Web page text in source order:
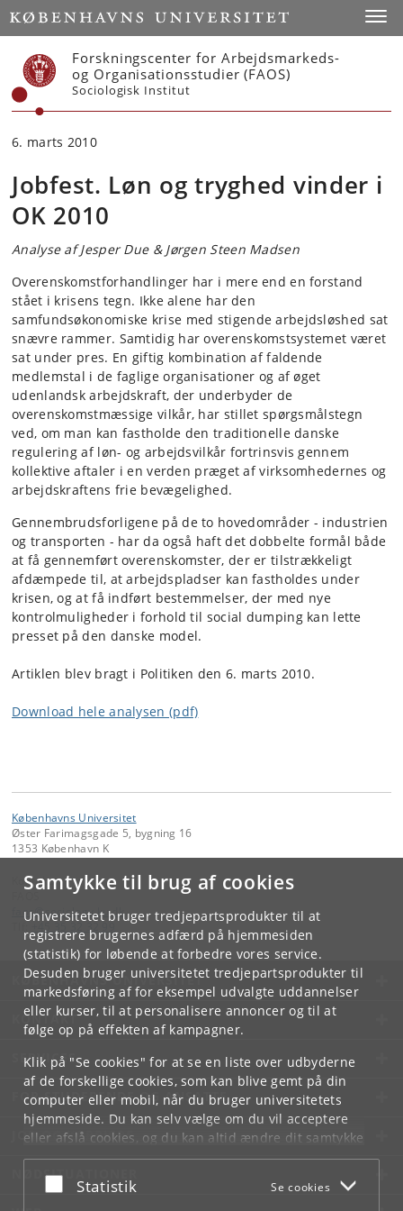
Samtykke til brug af cookies
Universitetet bruger tredjepartsprodukter til at
registrere brugernes adfærd på hjemmesiden
(statistik) for løbende at forbedre vores service.
Desuden bruger universitetet tredjepartsprodukter til
markedsføring af for eksempel udvalgte uddannelser
eller kurser, til at personalisere annoncer og til at
følge op på effekten af kampagner.
Klik på "Se cookies" for at se en liste over udbyderne
af de forskellige cookies, som kan blive gemt på din
computer eller mobil, når du bruger universitetets
hjemmeside. Du kan selv vælge om du vil acceptere
eller afslå cookies, og du kan altid ændre dit samtykke
underCookie- og privatlivspolitiksom du finder i
bunden af hver side.
Acceptér eller afslå
Statistik Se cookies
Start
Forskningscenter for Arbejdsmarkeds-
og Organisationsstudier (FAOS)
Sociologisk Institut
6. marts 2010
Jobfest. Løn og tryghed vinder i
OK 2010
Analyse af Jesper Due & Jørgen Steen Madsen
Overenskomstforhandlinger har i mere end en forstand
stået i krisens tegn. Ikke alene har den
samfundsøkonomiske krise med stigende arbejdsløshed sat
snævre rammer. Samtidig har overenskomstsystemet været
sat under pres. En giftig kombination af faldende
medlemstal i de faglige organisationer og af øget
udenlandsk arbejdskraft, der underbyder de
overenskomstmæssige vilkår, har stillet spørgsmålstegn
ved, om man kan fastholde den traditionelle danske
regulering af løn- og arbejdsvilkår fortrinsvis gennem
kollektive aftaler i en verden præget af virksomhedernes og
arbejdskraftens frie bevægelighed.
Gennembrudsforligene på de to hovedområder - industrien
og transporten - har da også haft det dobbelte formål både
at få gennemført overenskomster, der er tilstrækkeligt
afdæmpede til, at arbejdspladser kan fastholdes under
krisen, og at få indført bestemmelser, der med nye
kontrolmuligheder i forhold til social dumping kan lette
presset på den danske model.
Artiklen blev bragt i Politiken den 6. marts 2010.
Download hele analysen (pdf)
Københavns Universitet
Øster Farimagsgade 5, bygning 16
1353 København K
Kontakt:
faos@sociology.ku.dk
KØBENHAVNS UNIVERSITET
KONTAKT
SERVICES
FOR STUDERENDE OG ANSATTE
JOB OG KARRIERE
NØDSITUATIONER